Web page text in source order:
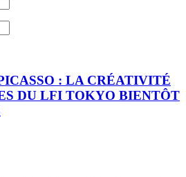
: LA CRÉATIVITÉ
DU LFI TOKYO BIENTÔT